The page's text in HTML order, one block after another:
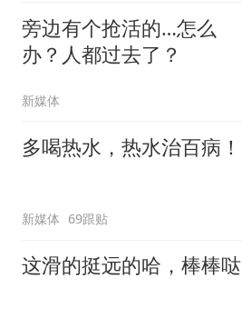
旁边有个抢活的…怎么
办？人都过去了？
新媒体
多喝热水，热水治百病！
新媒体 69跟贴
这滑的挺远的哈，棒棒哒